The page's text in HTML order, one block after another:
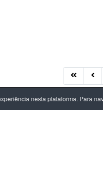
nesta plataforma. Para